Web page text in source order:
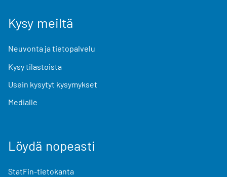
Kysy meiltä
Neuvonta ja tietopalvelu
Kysy tilastoista
Usein kysytyt kysymykset
Medialle
Löydä nopeasti
StatFin-tietokanta